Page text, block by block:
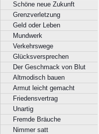
Schöne neue Zukunft
Grenzverletzung
Geld oder Leben
Mundwerk
Verkehrswege
Glücksversprechen
Der Geschmack von Blut
Altmodisch bauen
Armut leicht gemacht
Friedensvertrag
Unartig
Fremde Bräuche
Nimmer satt